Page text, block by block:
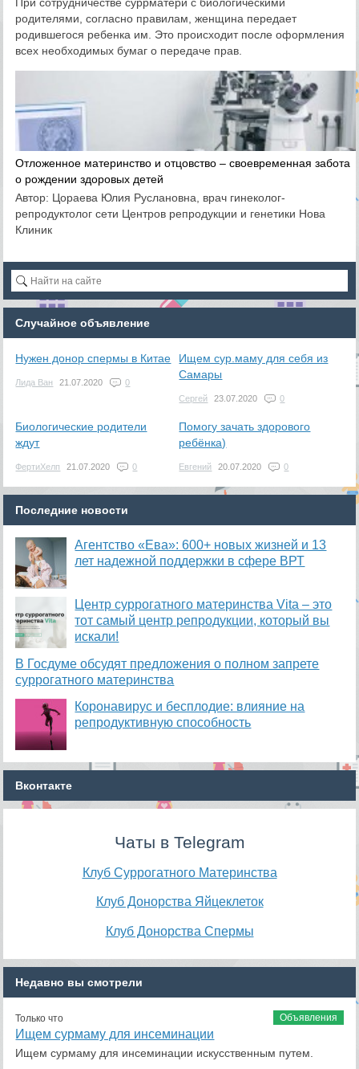
родителями, согласно правилам, женщина передает
родившегося ребенка им. Это происходит после оформления
всех необходимых бумаг о передаче прав.
Отложенное материнство и отцовство – своевременная забота
о рождении здоровых детей
Автор: Цораева Юлия Руслановна, врач гинеколог-
репродуктолог сети Центров репродукции и генетики Нова
Клиник
Случайное объявление
Нужен донор спермы в Китае
Лида Ван 21.07.2020 0
Ищем сур.маму для себя из
Самары
Сергей 23.07.2020 0
Биологические родители
ждут
ФертиХелп 21.07.2020 0
Помогу зачать здорового
ребёнка)
Евгений 20.07.2020 0
Последние новости
Агентство «Ева»: 600+ новых жизней и 13
лет надежной поддержки в сфере ВРТ
​Центр суррогатного материнства Vita – это
тот самый центр репродукции, который вы
искали!
В Госдуме обсудят предложения о полном запрете
суррогатного материнства
Коронавирус и бесплодие: влияние на
репродуктивную способность
Вконтакте
Чаты в Telegram
Клуб Суррогатного Материнства
Клуб Донорства Яйцеклеток
Клуб Донорства Спермы
Недавно вы смотрели
Объявления
Только что
Ищем сурмаму для инсеминации
Ищем сурмаму для инсеминации искусственным путем.